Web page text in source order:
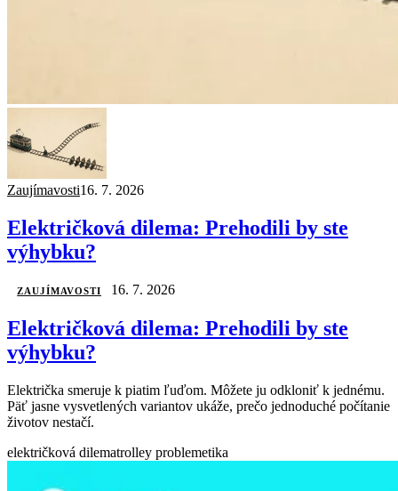
Zaujímavosti16. 7. 2026
Električková dilema: Prehodili by ste
výhybku?
ZAUJÍMAVOSTI 16. 7. 2026
Električková dilema: Prehodili by ste
výhybku?
Električka smeruje k piatim ľuďom. Môžete ju odkloniť k jednému.
Päť jasne vysvetlených variantov ukáže, prečo jednoduché počítanie
životov nestačí.
električková dilematrolley problemetika